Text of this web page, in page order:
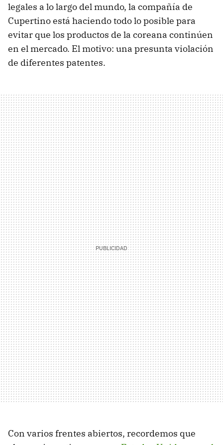
legales a lo largo del mundo, la compañía de
Cupertino está haciendo todo lo posible para
evitar que los productos de la coreana continúen
en el mercado. El motivo: una presunta violación
de diferentes patentes.
Con varios frentes abiertos, recordemos que